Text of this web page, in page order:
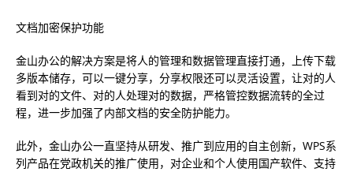
文档加密保护功能
金山办公的解决方案是将人的管理和数据管理直接打通，上传下载
多版本储存，可以一键分享，分享权限还可以灵活设置，让对的人
看到对的文件、对的人处理对的数据，严格管控数据流转的全过
程，进一步加强了内部文档的安全防护能力。
此外，金山办公一直坚持从研发、推广到应用的自主创新，WPS系
列产品在党政机关的推广使用，对企业和个人使用国产软件、支持